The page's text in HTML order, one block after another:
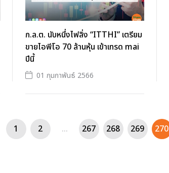
ก.ล.ต. นับหนึ่งไฟลิ่ง “ITTHI” เตรียม
ขายไอพีโอ 70 ล้านหุ้น เข้าเทรด mai
ปีนี้
01 กุมภาพันธ์ 2566
1 2 ... 267 268 269 270